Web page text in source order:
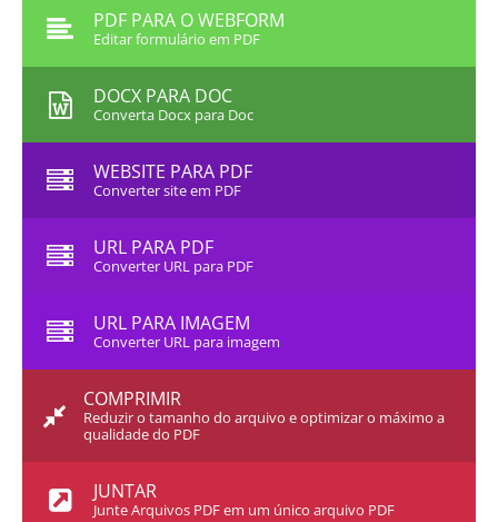
PDF PARA O WEBFORM
Editar formulário em PDF
DOCX PARA DOC
Converta Docx para Doc
WEBSITE PARA PDF
Converter site em PDF
URL PARA PDF
Converter URL para PDF
URL PARA IMAGEM
Converter URL para imagem
COMPRIMIR
Reduzir o tamanho do arquivo e optimizar o máximo a
qualidade do PDF
JUNTAR
Junte Arquivos PDF em um único arquivo PDF